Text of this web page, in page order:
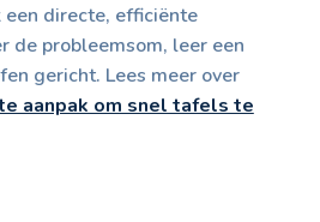
directe, efficiënte
de probleemsom, leer een
gericht. Lees meer over
aanpak om snel tafels te